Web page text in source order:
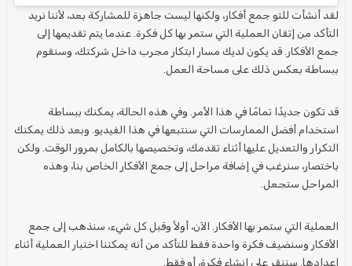
لقد أنشأت للتو جمع أفكار، ولكنها ليست جاهزة للمشاركة بعد، لأننا نريد
التأكد من إتقان العملية التي ستمر بها كل فكرة . عندما يتم تقديمها إلى
جمع الأفكار . قد يكون لديك مسار ابتكار مجرب داخل شركتك، وسنقوم
ببساطة بعكس ذلك على مساحة العمل
قد تكون جديدًا تمامًا في هذا الأمر. وفي هذه الحالة، يمكنك ببساطة
استخدام أفضل الممارسات التي سنتبعها في هذا الفيديو. وبعد ذلك يمكنك
التكرار والتعديل عليها أثناء تقدمك، وتخصيصها بالكامل بمرور الوقت. ولكن
باختصار، سنرغب في إضافة مراحل إلى جمع الأفكار الخاص بنا، وهذه
المراحل ستجعل.
العملية التي ستمر بها الأفكار . الآن، أولاً وقبل كل شيء، سنذهب إلى جمع
الأفكار وسنضيف فكرة واحدة فقط للتأكد من أنه يمكننا اختبار العملية أثناء
إعدادها. سننقر على إنشاء فكرة، أو فقط.